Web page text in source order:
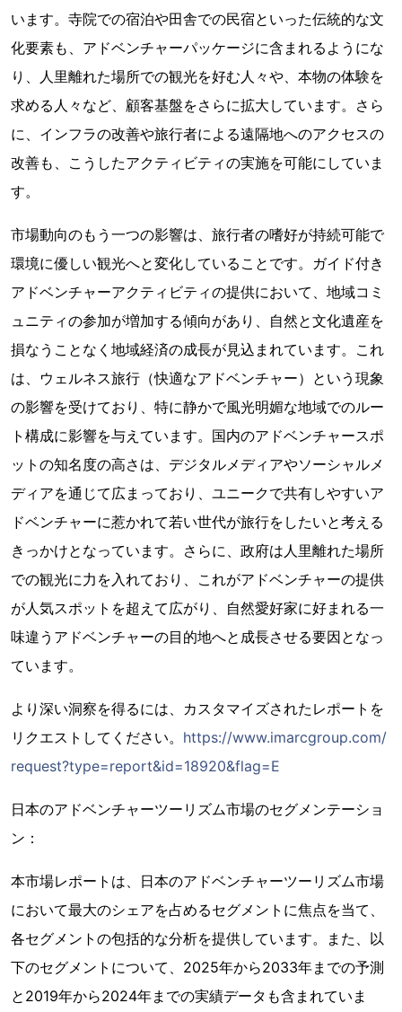
います。寺院での宿泊や田舎での民宿といった伝統的な文
化要素も、アドベンチャーパッケージに含まれるようにな
り、人里離れた場所での観光を好む人々や、本物の体験を
求める人々など、顧客基盤をさらに拡大しています。さら
に、インフラの改善や旅行者による遠隔地へのアクセスの
改善も、こうしたアクティビティの実施を可能にしていま
す。
市場動向のもう一つの影響は、旅行者の嗜好が持続可能で
環境に優しい観光へと変化していることです。ガイド付き
アドベンチャーアクティビティの提供において、地域コミ
ュニティの参加が増加する傾向があり、自然と文化遺産を
損なうことなく地域経済の成長が見込まれています。これ
は、ウェルネス旅行（快適なアドベンチャー）という現象
の影響を受けており、特に静かで風光明媚な地域でのルー
ト構成に影響を与えています。国内のアドベンチャースポ
ットの知名度の高さは、デジタルメディアやソーシャルメ
ディアを通じて広まっており、ユニークで共有しやすいア
ドベンチャーに惹かれて若い世代が旅行をしたいと考える
きっかけとなっています。さらに、政府は人里離れた場所
での観光に力を入れており、これがアドベンチャーの提供
が人気スポットを超えて広がり、自然愛好家に好まれる一
味違うアドベンチャーの目的地へと成長させる要因となっ
ています。
より深い洞察を得るには、カスタマイズされたレポートを
リクエストしてください。 https://www.imarcgroup.com/
request?type=report&id=18920&flag=E
日本のアドベンチャーツーリズム市場のセグメンテーショ
ン：
本市場レポートは、日本のアドベンチャーツーリズム市場
において最大のシェアを占めるセグメントに焦点を当て、
各セグメントの包括的な分析を提供しています。また、以
下のセグメントについて、2025年から2033年までの予測
と2019年から2024年までの実績データも含まれていま